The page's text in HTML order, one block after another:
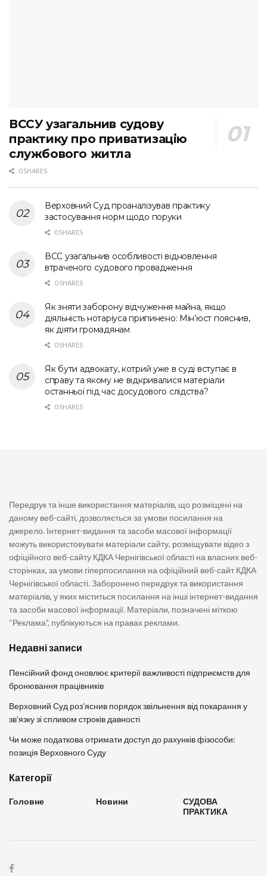
ВССУ узагальнив судову
практику про приватизацію
службового житла
0 SHARES
Верховний Суд проаналізував практику
застосування норм щодо поруки
0 SHARES
ВСС узагальнив особливості відновлення
втраченого судового провадження
0 SHARES
Як зняти заборону відчуження майна, якщо
діяльність нотаріуса припинено: Мін’юст пояснив,
як діяти громадянам
0 SHARES
Як бути адвокату, котрий уже в суді вступає в
справу та якому не відкривалися матеріали
останньої під час досудового слідства?
0 SHARES
Передрук та інше використання матеріалів, що розміщені на
даному веб-сайті, дозволяється за умови посилання на
джерело. Інтернет-видання та засоби масової інформації
можуть використовувати матеріали сайту, розміщувати відео з
офіційного веб-сайту КДКА Чернігівської області на власних веб-
сторінках, за умови гіперпосилання на офіційний веб-сайт КДКА
Чернігівської області. Заборонено передрук та використання
матеріалів, у яких міститься посилання на інші інтернет-видання
та засоби масової інформації. Матеріали, позначені міткою
“Реклама”, публікуються на правах реклами.
Недавні записи
Пенсійний фонд оновлює критерії важливості підприємств для
бронювання працівників
Верховний Суд роз’яснив порядок звільнення від покарання у
зв’язку зі спливом строків давності
Чи може податкова отримати доступ до рахунків фізособи:
позиція Верховного Суду
Категорії
Головне Новини
СУДОВА
ПРАКТИКА